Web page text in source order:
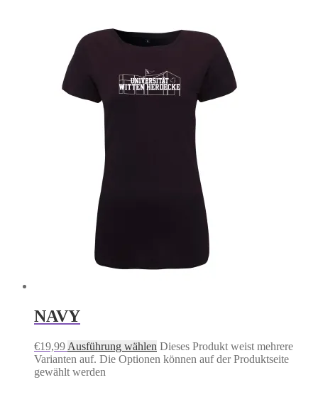
NAVY
€19,99 Ausführung wählen Dieses Produkt weist mehrere
Varianten auf. Die Optionen können auf der Produktseite
gewählt werden